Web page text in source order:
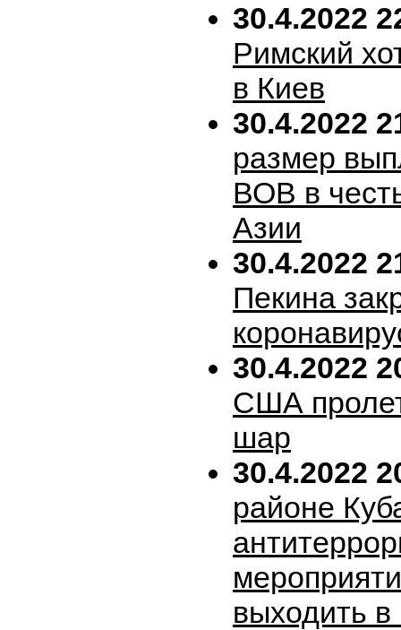
30.4.2022
Римский
в Киев
30.4.2022
размер
ВОВ в
Азии
30.4.2022
Пекина
30.4.2022
США
шар
30.4.2022
районе
выходить